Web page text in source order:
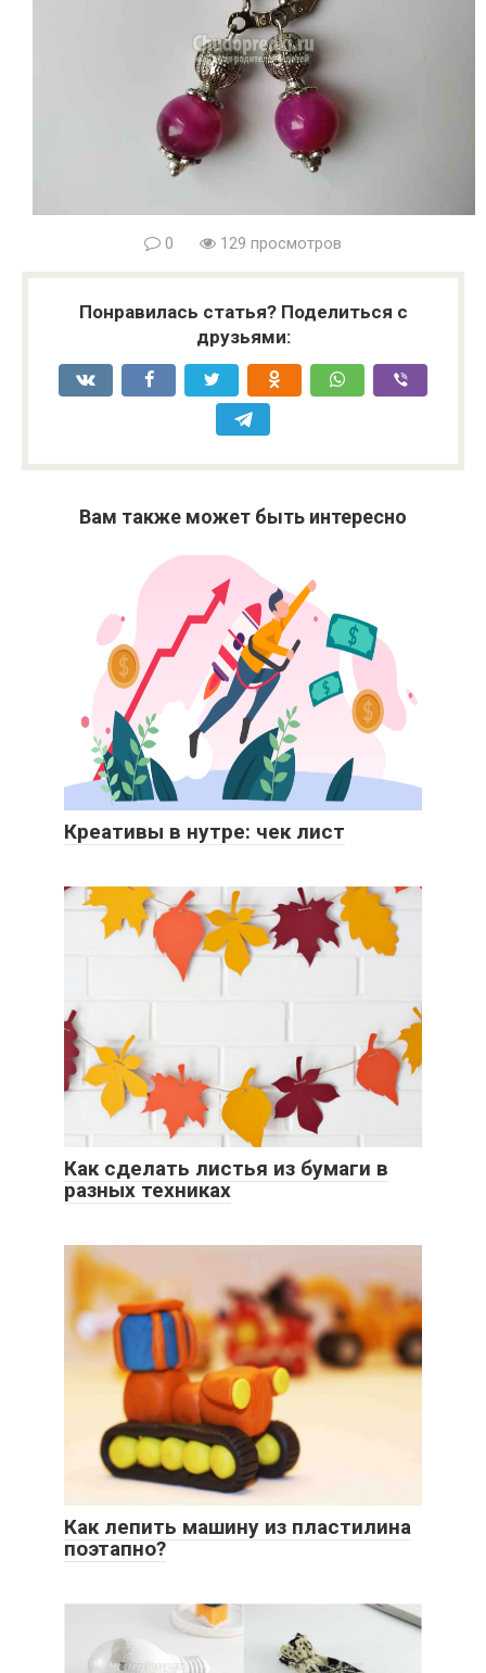
0 129 просмотров
Понравилась статья? Поделиться с
друзьями:
Вам также может быть интересно
Креативы в нутре: чек лист
Как сделать листья из бумаги в
разных техниках
Как лепить машину из пластилина
поэтапно?